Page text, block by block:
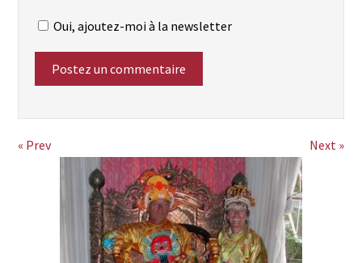
Oui, ajoutez-moi à la newsletter
« Prev Next »